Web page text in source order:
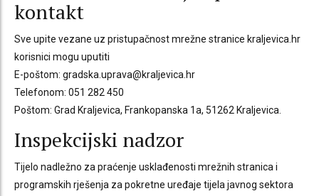
kontakt
Sve upite vezane uz pristupačnost mrežne stranice kraljevica.hr
korisnici mogu uputiti
E-poštom: gradska.uprava@kraljevica.hr
Telefonom: 051 282 450
Poštom: Grad Kraljevica, Frankopanska 1a, 51262 Kraljevica.
Inspekcijski nadzor
Tijelo nadležno za praćenje usklađenosti mrežnih stranica i
programskih rješenja za pokretne uređaje tijela javnog sektora